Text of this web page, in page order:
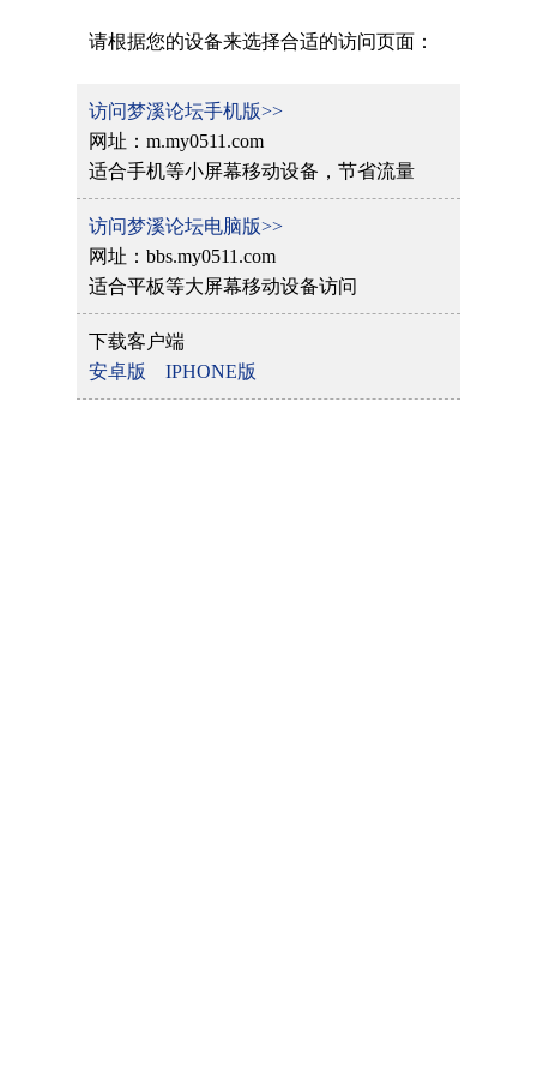
请根据您的设备来选择合适的访问页面：
访问梦溪论坛手机版>>
网址：m.my0511.com
适合手机等小屏幕移动设备，节省流量
访问梦溪论坛电脑版>>
网址：bbs.my0511.com
适合平板等大屏幕移动设备访问
下载客户端
安卓版
IPHONE版